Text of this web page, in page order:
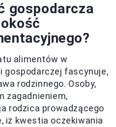
gospodarcza
alimentów w
gospodarczej fascynuje,
rodzinnego. Osoby,
zagadnieniem,
rodzica prowadzącego
iż kwestia oczekiwania